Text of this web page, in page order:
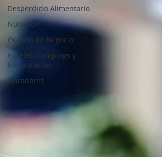
Desperdicio Alimentario
Nutrición
Gestión de Negocio
Hoteles, Campings y
Restaurantes
Obradores